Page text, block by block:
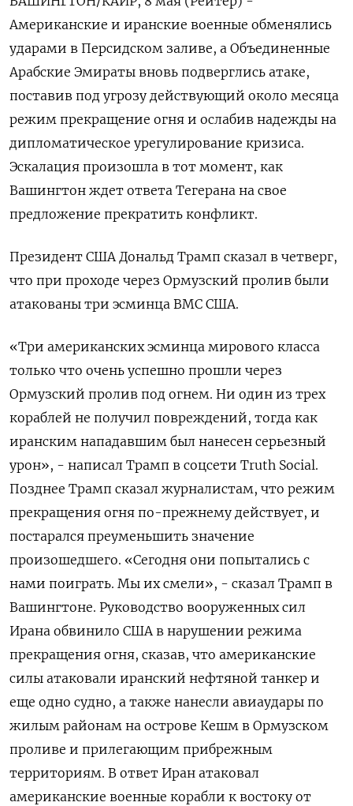
Американские и иранские военные обменялись
ударами в Персидском заливе, а Объединенные
Арабские Эмираты вновь подверглись атаке,
поставив под угрозу действующий около месяца
‌режим прекращение огня и ослабив надежды на
дипломатическое урегулирование кризиса.
Эскалация произошла в тот момент, как
Вашингтон ждет ответа Тегерана на свое
предложение прекратить конфликт.
Президент США ​Дональд Трамп сказал в ​четверг,
что ​при проходе через ⁠Ормузский пролив были
атакованы три эсминца ВМС США.
«Три ‌американских эсминца мирового класса
только ‌что очень успешно прошли через
Ормузский пролив под огнем. Ни один из ​трех
кораблей не получил повреждений, тогда как
иранским нападавшим был нанесен ‌серьезный
урон», - написал Трамп в соцсети Truth Social.
Позднее Трамп сказал ​журналистам, что режим
прекращения огня по-прежнему действует, и
постарался преуменьшить значение
произошедшего. «Сегодня ‌они попытались с
нами поиграть. Мы их смели», - сказал Трамп в
Вашингтоне. Руководство вооруженных сил
Ирана обвинило США в ​нарушении режима
прекращения огня, ​сказав, что американские
‌силы атаковали иранский нефтяной танкер и
еще одно судно, а ​также нанесли авиаудары по
жилым районам на острове Кешм в Ормузском
проливе и прилегающим прибрежным
территориям. В ответ Иран атаковал
американские военные корабли к востоку от